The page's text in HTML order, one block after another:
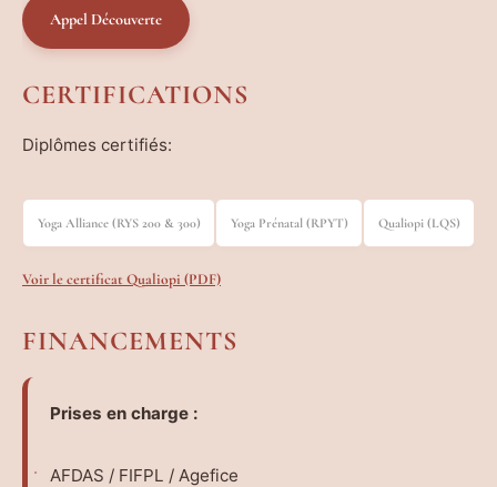
Appel Découverte
CERTIFICATIONS
Diplômes certifiés:
Yoga Alliance (RYS 200 & 300) Yoga Prénatal (RPYT) Qualiopi (LQS)
Voir le certificat Qualiopi (PDF)
FINANCEMENTS
Prises en charge :
AFDAS / FIFPL / Agefice